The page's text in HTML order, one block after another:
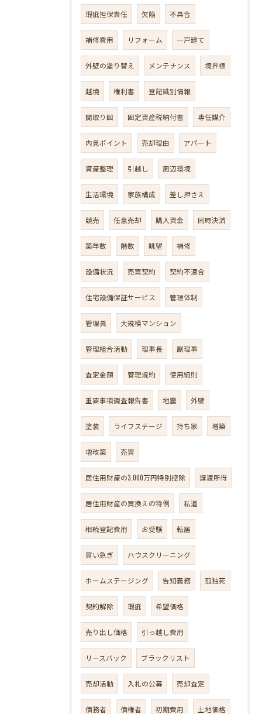
瑕疵担保責任 欠陥 不具合
補修費用 リフォーム 一戸建て
外壁の塗り替え メンテナンス 境界標
越境 権利書 登記識別情報
間取り図 固定資産税納付書 専任媒介
内見ポイント 売却理由 アパート
資産整理 引越し 周辺環境
生活環境 家族構成 差し押さえ
競売 任意売却 購入資金 同時決済
築年数 階数 眺望 補修
設備状況 売買契約 契約不適合
住宅設備保証サービス 管理体制
管理員 大規模マンション
管理組合活動 理事長 副理事
査定金額 管理規約 使用細則
重要事項調査報告書 地震 外壁
塗装 ライフステージ 持ち家 増築
増改築 売買
居住用財産の3,000万円特別控除 譲渡所得
居住用財産の買換えの特例 私道
相続登記費用 お受験 転居
買い急ぎ ハウスクリーニング
ホームステージング 告知義務 孤独死
契約解除 瑕疵 希望価格
売り出し価格 引っ越し費用
リースバック ブラックリスト
売却活動 入札の公募 売却査定
債務者 債権者 初期費用 土地価格